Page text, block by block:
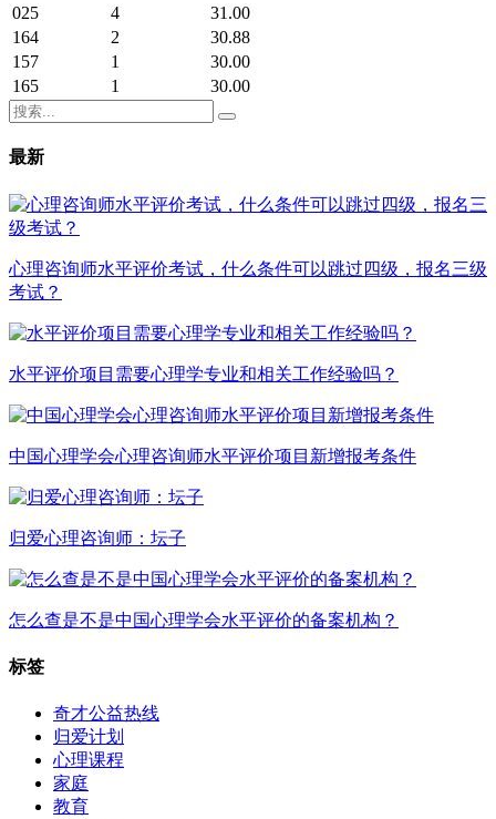
025
4
31.00
164
2
30.88
157
1
30.00
165
1 30.00
最新
心理咨询师水平评价考试，什么条件可以跳过四级，报名三级
考试？
水平评价项目需要心理学专业和相关工作经验吗？
中国心理学会心理咨询师水平评价项目新增报考条件
归爱心理咨询师：坛子
怎么查是不是中国心理学会水平评价的备案机构？
标签
奇才公益热线
归爱计划
心理课程
家庭
教育